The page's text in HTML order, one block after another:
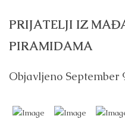
PRIJATELJI IZ
PIRAMIDAMA
Objavljeno September